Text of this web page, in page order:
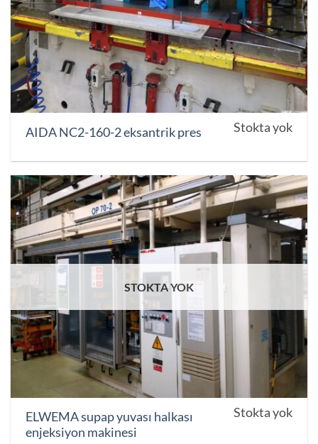
AIDA NC2-160-2 eksantrik pres Stokta yok
STOKTA YOK
ELWEMA supap yuvası halkası
enjeksiyon makinesi
Stokta yok